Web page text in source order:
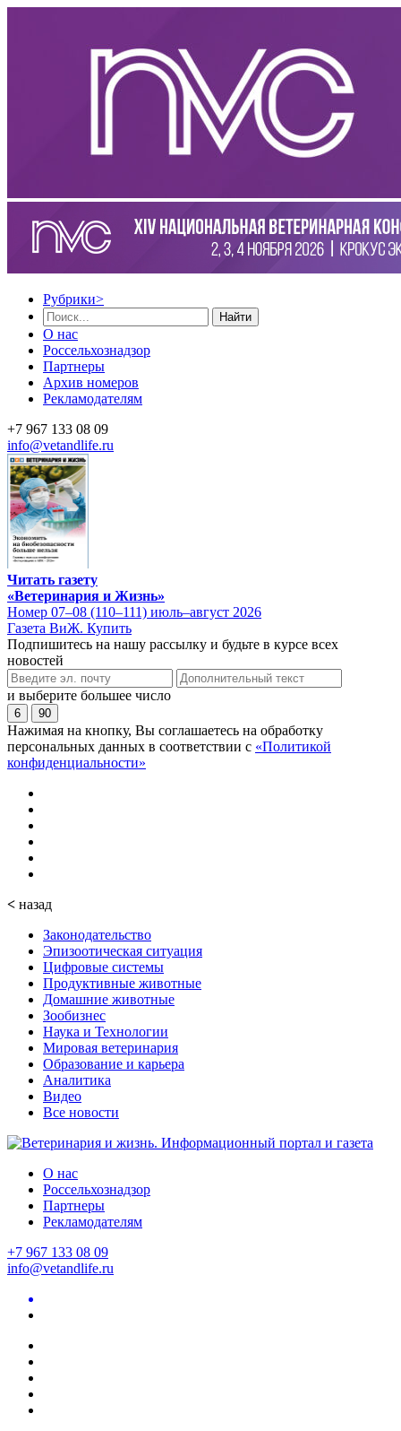
Рубрики>
Найти
О нас
Россельхознадзор
Партнеры
Архив номеров
Рекламодателям
+7 967 133 08 09
info@vetandlife.ru
Читать газету
«Ветеринария и Жизнь»
Номер 07–08 (110–111) июль–август 2026
Газета ВиЖ. Купить
Подпишитесь на нашу рассылку и будьте в курсе всех
новостей
и выберите большее число
6 90
Нажимая на кнопку, Вы соглашаетесь на обработку
персональных данных в соответствии с «Политикой
конфиденциальности»
< назад
Законодательство
Эпизоотическая ситуация
Цифровые системы
Продуктивные животные
Домашние животные
Зообизнес
Наука и Технологии
Мировая ветеринария
Образование и карьера
Аналитика
Видео
Все новости
О нас
Россельхознадзор
Партнеры
Рекламодателям
+7 967 133 08 09
info@vetandlife.ru